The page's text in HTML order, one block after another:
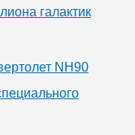
галактик
NH90